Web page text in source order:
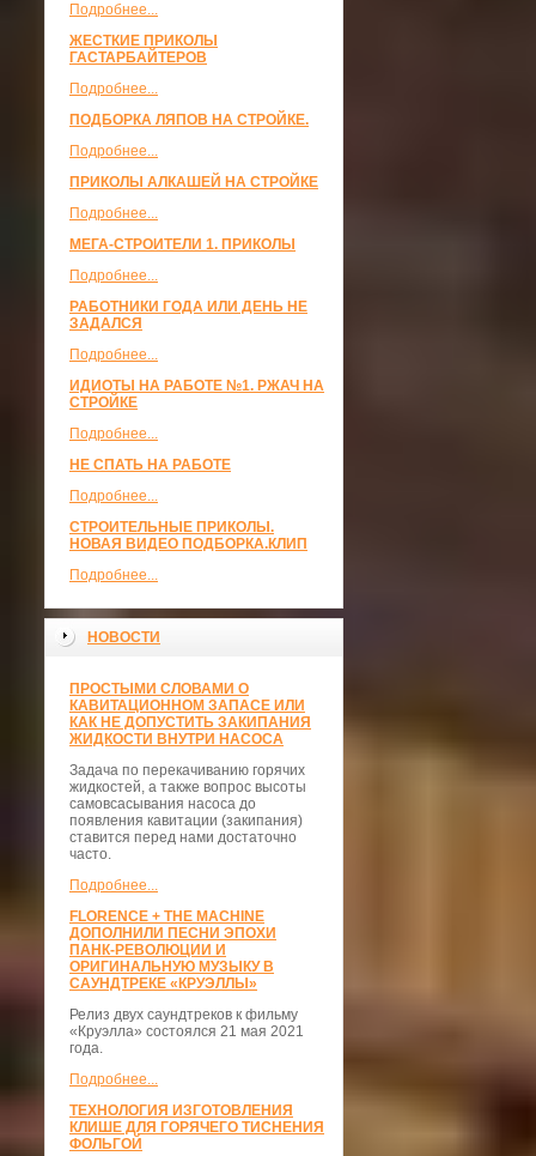
Подробнее...
ЖЕСТКИЕ ПРИКОЛЫ
ГАСТАРБАЙТЕРОВ
Подробнее...
ПОДБОРКА ЛЯПОВ НА СТРОЙКЕ.
Подробнее...
ПРИКОЛЫ АЛКАШЕЙ НА СТРОЙКЕ
Подробнее...
МЕГА-СТРОИТЕЛИ 1. ПРИКОЛЫ
Подробнее...
РАБОТНИКИ ГОДА ИЛИ ДЕНЬ НЕ
ЗАДАЛСЯ
Подробнее...
ИДИОТЫ НА РАБОТЕ №1. РЖАЧ НА
СТРОЙКЕ
Подробнее...
НЕ СПАТЬ НА РАБОТЕ
Подробнее...
СТРОИТЕЛЬНЫЕ ПРИКОЛЫ.
НОВАЯ ВИДЕО ПОДБОРКА.КЛИП
Подробнее...
НОВОСТИ
ПРОСТЫМИ СЛОВАМИ О
КАВИТАЦИОННОМ ЗАПАСЕ ИЛИ
КАК НЕ ДОПУСТИТЬ ЗАКИПАНИЯ
ЖИДКОСТИ ВНУТРИ НАСОСА
Задача по перекачиванию горячих
жидкостей, а также вопрос высоты
самовсасывания насоса до
появления кавитации (закипания)
ставится перед нами достаточно
часто.
Подробнее...
FLORENCE + THE MACHINE
ДОПОЛНИЛИ ПЕСНИ ЭПОХИ
ПАНК-РЕВОЛЮЦИИ И
ОРИГИНАЛЬНУЮ МУЗЫКУ В
САУНДТРЕКЕ «КРУЭЛЛЫ»
Релиз двух саундтреков к фильму
«Круэлла» состоялся 21 мая 2021
года.
Подробнее...
ТЕХНОЛОГИЯ ИЗГОТОВЛЕНИЯ
КЛИШЕ ДЛЯ ГОРЯЧЕГО ТИСНЕНИЯ
ФОЛЬГОЙ